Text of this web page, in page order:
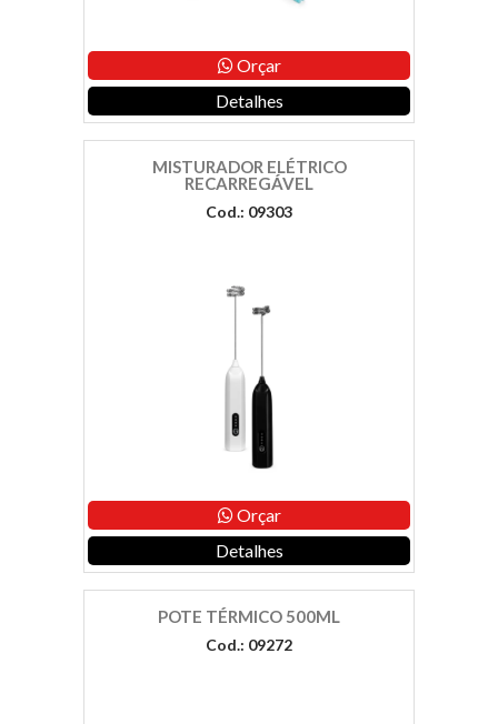
Orçar
Detalhes
MISTURADOR ELÉTRICO
RECARREGÁVEL
Cod.: 09303
Orçar
Detalhes
POTE TÉRMICO 500ML
Cod.: 09272